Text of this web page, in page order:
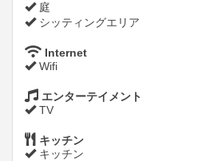
庭
シッティングエリア
Internet
Wifi
エンターテイメント
TV
キッチン
キッチン